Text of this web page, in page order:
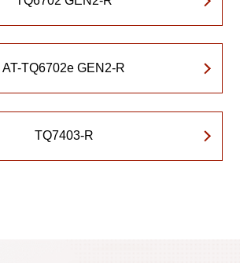
AT-TQ6702e GEN2-R
TQ7403-R